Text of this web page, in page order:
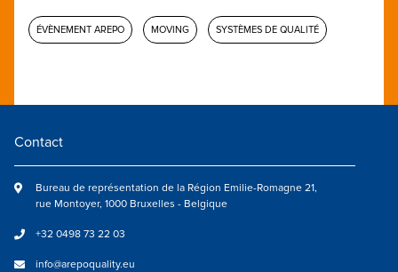
ÉVÈNEMENT AREPO MOVING SYSTÈMES DE QUALITÉ
Contact
Bureau de représentation de la Région Emilie-Romagne 21,
rue Montoyer, 1000 Bruxelles - Belgique
+32 0498 73 22 03
info@arepoquality.eu